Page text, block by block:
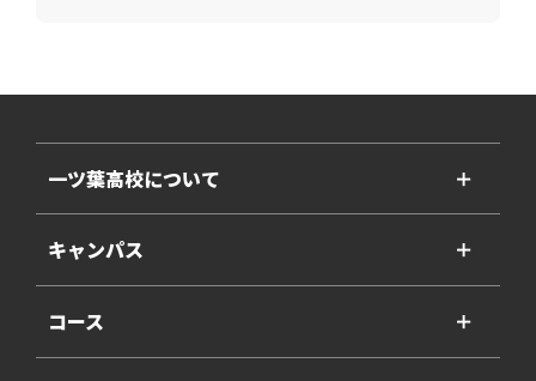
一ツ葉高校について ＋
キャンパス ＋
コース ＋